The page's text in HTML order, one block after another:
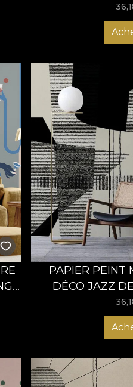
–
PAPIER PEINT
DÉCO JAZZ